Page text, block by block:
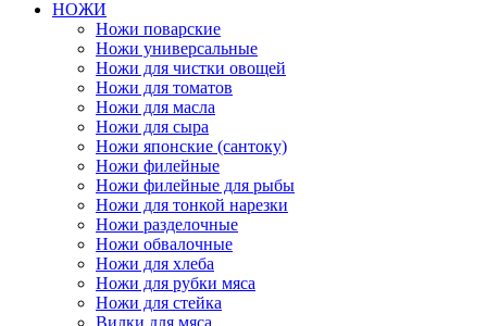
НОЖИ
Ножи поварские
Ножи универсальные
Ножи для чистки овощей
Ножи для томатов
Ножи для масла
Ножи для сыра
Ножи японские (сантоку)
Ножи филейные
Ножи филейные для рыбы
Ножи для тонкой нарезки
Ножи разделочные
Ножи обвалочные
Ножи для хлеба
Ножи для рубки мяса
Ножи для стейка
Вилки для мяса